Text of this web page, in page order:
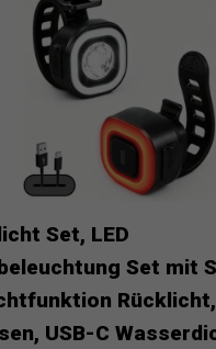
Set, LED
Set mit
USB-C